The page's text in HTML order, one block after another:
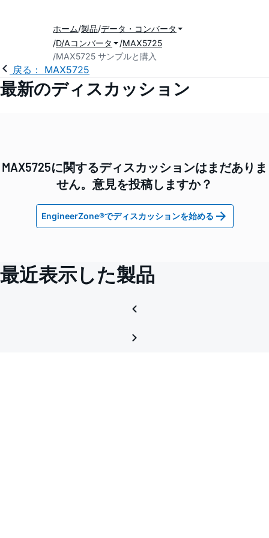
ホーム 製品 データ・コンバータ
D/Aコンバータ
MAX5725
MAX5725 サンプルと購入
戻る： MAX5725
最新のディスカッション
MAX5725に関するディスカッションはまだありま
せん。意見を投稿しますか？
EngineerZone®でディスカッションを始める
最近表示した製品